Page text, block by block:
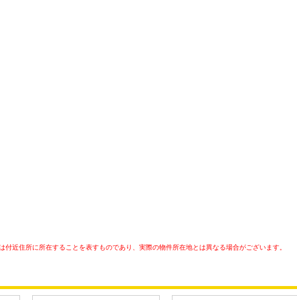
近住所に所在することを表すものであり、実際の物件所在地とは異なる場合がございます。